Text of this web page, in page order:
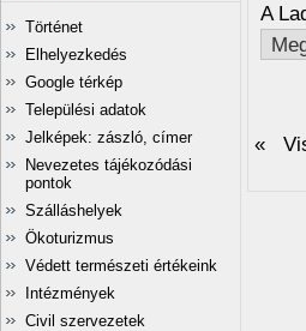
Történet
Elhelyezkedés
Google térkép
Települési adatok
Jelképek: zászló, címer
Nevezetes tájékozódási
pontok
Szálláshelyek
Ökoturizmus
Védett természeti értékeink
Intézmények
Civil szervezetek
A
«